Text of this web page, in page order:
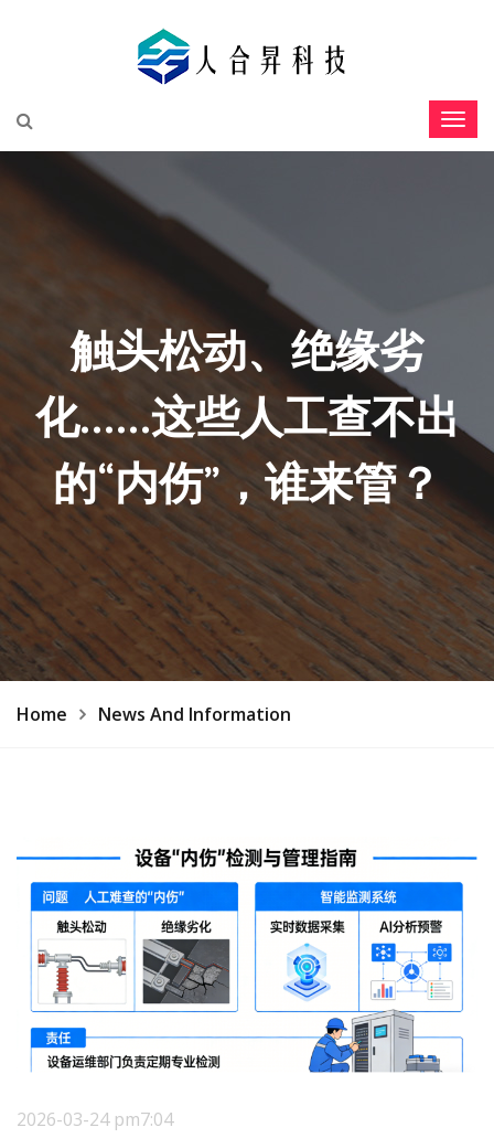
触头松动、绝缘劣
化……这些人工查不出
的“内伤”，谁来管？
Home News And Information
2026-03-24 pm7:04